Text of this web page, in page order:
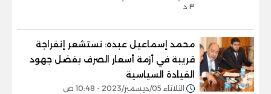
٣ د
محمد إسماعيل عبده: نستشعر إنفراجة
قريبة في أزمة أسعار الصرف بفضل جهود
القيادة السياسية
الثلاثاء 05/ديسمبر/2023 - 10:48 ص